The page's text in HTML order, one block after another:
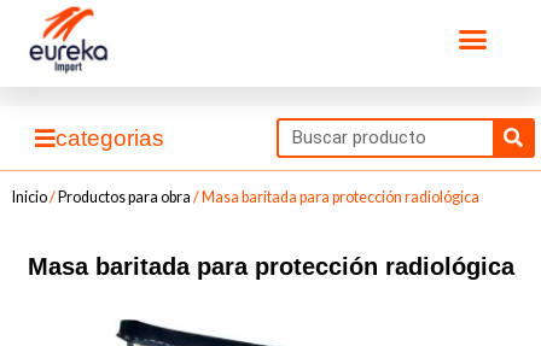
contenido
categorias
Inicio/ Productos para obra / Masa baritada para protección radiológica
Masa baritada para protección radiológica